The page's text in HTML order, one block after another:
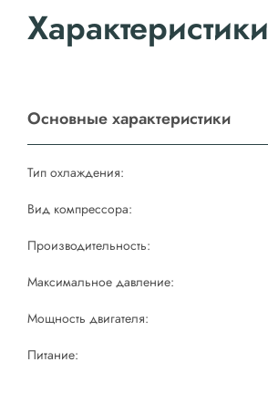
Характеристики
Основные характеристики
Тип охлаждения:
Вид компрессора:
Производительность:
Максимальное давление:
Мощность двигателя:
Питание: